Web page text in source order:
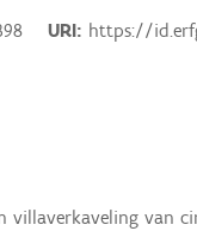
URI https://
villaverkaveling van